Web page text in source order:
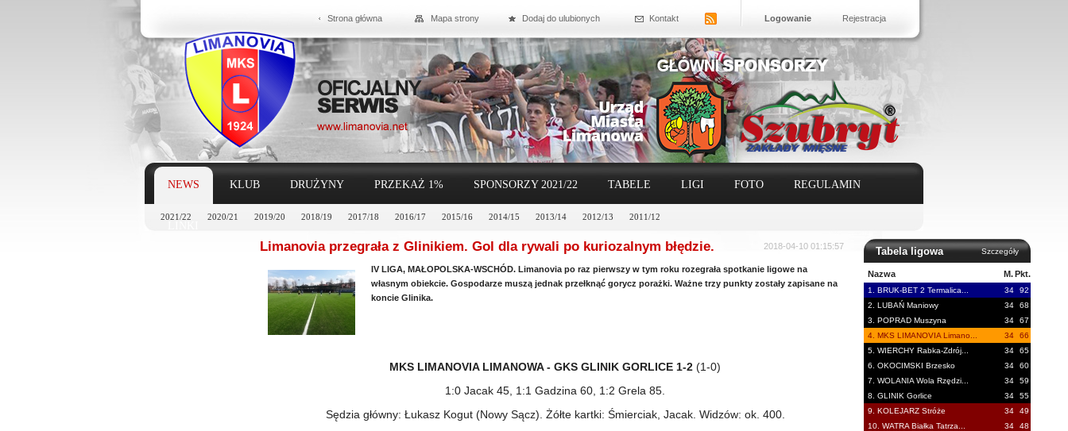
Strona główna Mapa strony Dodaj do ulubionych Kontakt Logowanie Rejestracja
NEWS
2021/22 2020/21 2019/20 2018/19 2017/18 2016/17 2015/16 2014/15 2013/14 2012/13 2011/12
KLUB DRUŻYNY PRZEKAŻ 1% SPONSORZY 2021/22 TABELE LIGI FOTO REGULAMIN
Tabela ligowa Szczegóły
Nazwa M. Pkt.
1. BRUK-BET 2 Termalica... 34
92
2. LUBAŃ Maniowy
34
68
3. POPRAD Muszyna
34
67
4. MKS LIMANOVIA Limano...
34
66
5. WIERCHY Rabka-Zdrój...
34
65
6. OKOCIMSKI Brzesko
34
60
7. WOLANIA Wola Rzędzi...
34
59
8. GLINIK Gorlice
34
55
9. KOLEJARZ Stróże
34
49
10. WATRA Białka Tatrza...
34
48
Limanovia przegrała z Glinikiem. Gol dla rywali po kuriozalnym błędzie. 2018-04-10 01:15:57
IV LIGA, MAŁOPOLSKA-WSCHÓD. Limanovia po raz pierwszy w tym roku rozegrała spotkanie ligowe na
własnym obiekcie. Gospodarze muszą jednak przełknąć gorycz porażki. Ważne trzy punkty zostały zapisane na
koncie Glinika.
MKS LIMANOVIA LIMANOWA - GKS GLINIK GORLICE 1-2 (1-0)
1:0 Jacak 45, 1:1 Gadzina 60, 1:2 Grela 85.
Sędzia główny: Łukasz Kogut (Nowy Sącz). Żółte kartki: Śmierciak, Jacak. Widzów: ok. 400.